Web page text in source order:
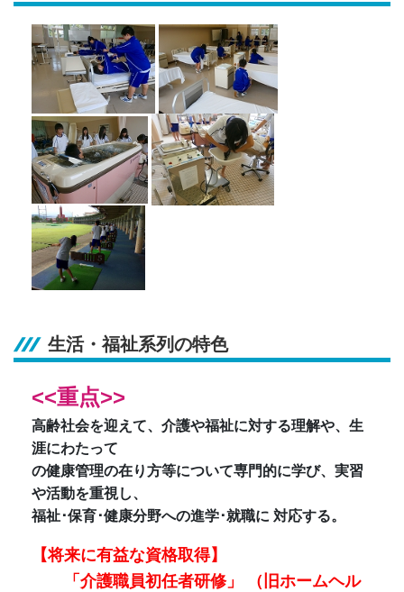
生活・福祉系列の特色
<<重点>>
高齢社会を迎えて、介護や福祉に対する理解や、生
涯にわたって
の健康管理の在り方等について専門的に学び、実習
や活動を重視し、
福祉･保育･健康分野への進学･就職に 対応する。
【将来に有益な資格取得】
「介護職員初任者研修」 （旧ホームヘル